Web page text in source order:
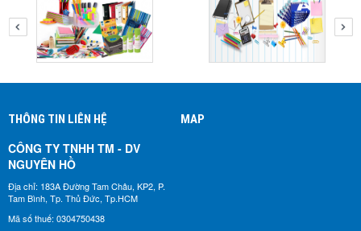
THÔNG TIN LIÊN HỆ
CÔNG TY TNHH TM - DV
NGUYÊN HỒ​
Địa chỉ: 183A Đường Tam Châu, KP2, P.
Tam Bình, Tp. Thủ Đức, Tp.HCM
Mã số thuế: 0304750438
MAP